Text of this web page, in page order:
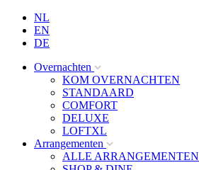
NL
EN
DE
Overnachten
KOM OVERNACHTEN
STANDAARD
COMFORT
DELUXE
LOFTXL
Arrangementen
ALLE ARRANGEMENTEN